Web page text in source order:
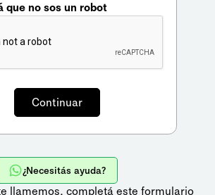
que no sos un robot
¿Necesitás ayuda?
llamemos, completá este formulario